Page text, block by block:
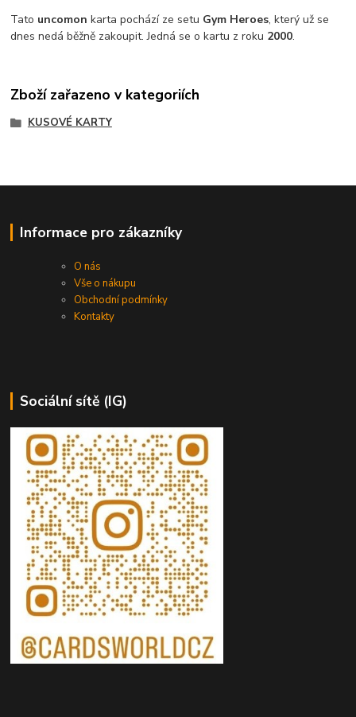
Tato uncomonkarta pochází ze setu Gym Heroes, který už se
dnes nedá běžně zakoupit. Jedná se o kartu z roku 2000.
Zboží zařazeno v kategoriích
KUSOVÉ KARTY
Informace pro zákazníky
O nás
Vše o nákupu
Obchodní podmínky
Kontakty
Sociální sítě (IG)